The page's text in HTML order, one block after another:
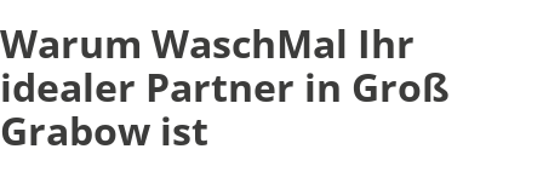
Warum WaschMal Ihr
idealer Partner in Groß
Grabow ist